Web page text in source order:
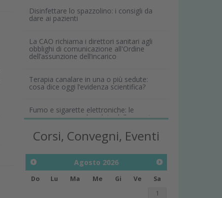
Disinfettare lo spazzolino: i consigli da
dare ai pazienti
La CAO richiama i direttori sanitari agli
obblighi di comunicazione all'Ordine
dell’assunzione dell’incarico
Terapia canalare in una o più sedute:
cosa dice oggi l’evidenza scientifica?
Fumo e sigarette elettroniche: le
conseguenze per la salute delle gengive
Corsi, Convegni, Eventi
Agosto 2026
Do Lu Ma Me Gi Ve
Sa
1